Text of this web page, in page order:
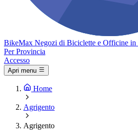
BikeMax Negozi di Biciclette e Officine in
Per Provincia
Accesso
Apri menu
Home
Agrigento
Agrigento